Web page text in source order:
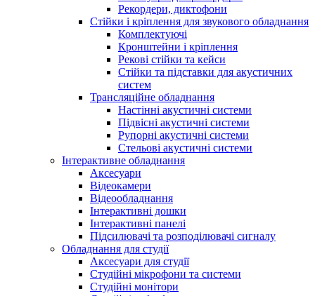
Рекордери, диктофони
Стійки і кріплення для звукового обладнання
Комплектуючі
Кронштейни і кріплення
Рекові стійки та кейси
Стійки та підставки для акустичних
систем
Трансляційне обладнання
Настінні акустичні системи
Підвісні акустичні системи
Рупорні акустичні системи
Стельові акустичні системи
Інтерактивне обладнання
Аксесуари
Відеокамери
Відеообладнання
Інтерактивні дошки
Інтерактивні панелі
Підсилювачі та розподілювачі сигналу
Обладнання для студії
Аксесуари для студії
Студійні мікрофони та системи
Студійні монітори